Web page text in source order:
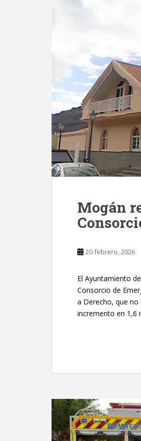
Mogán
20 febrero, 2026
El Ayuntamiento
Consorcio de
a Derecho, que
incremento en 1,6